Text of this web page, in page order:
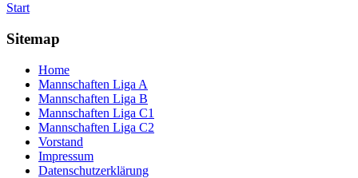
Start
Sitemap
Home
Mannschaften Liga A
Mannschaften Liga B
Mannschaften Liga C1
Mannschaften Liga C2
Vorstand
Impressum
Datenschutzerklärung